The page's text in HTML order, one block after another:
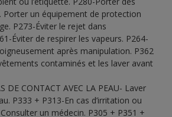
Porter un équipement de protection
P273-Éviter le rejet dans
Éviter de respirer les vapeurs. P264-
après manipulation. P362
contaminés et les laver avant
DE CONTACT AVEC LA PEAU- Laver
P333 + P313-En cas d’irritation ou
un médecin. P305 + P351 +